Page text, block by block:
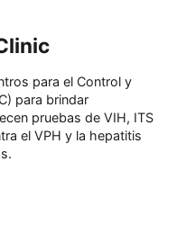
para el Control y
para brindar
pruebas de VIH, ITS
el VPH y la hepatitis